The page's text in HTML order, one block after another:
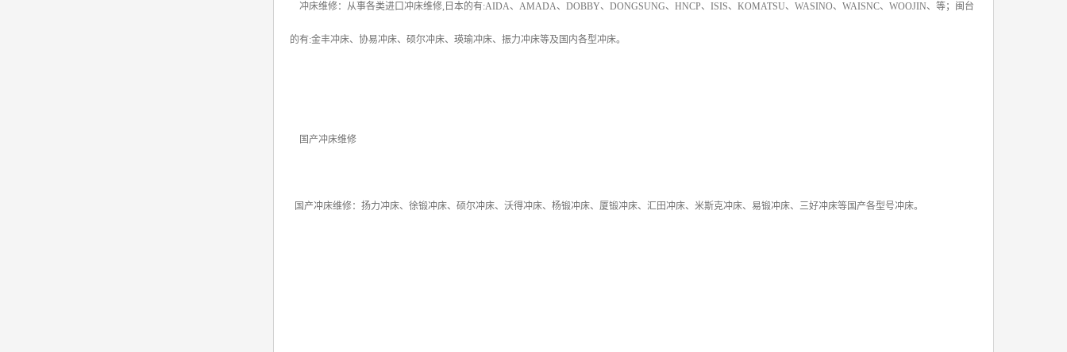
冲床维修：从事各类进口冲床维修,日本的有:AIDA、AMADA、DOBBY、DONGSUNG、HNCP、ISIS、KOMATSU、WASINO、WAISNC、WOOJIN、等；闽台
的有:金丰冲床、协易冲床、硕尔冲床、瑛瑜冲床、振力冲床等及国内各型冲床。
国产冲床维修
国产冲床维修：扬力冲床、徐锻冲床、硕尔冲床、沃得冲床、杨锻冲床、厦锻冲床、汇田冲床、米斯克冲床、易锻冲床、三好冲床等国产各型号冲床。